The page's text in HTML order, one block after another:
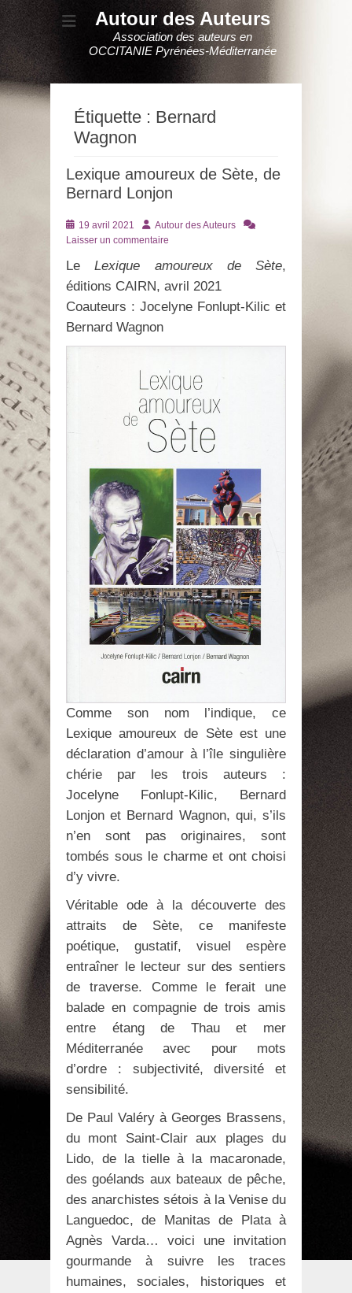
Autour des Auteurs
Association des auteurs en
OCCITANIE Pyrénées-Méditerranée
Étiquette : Bernard
Wagnon
Lexique amoureux de Sète, de
Bernard Lonjon
Posté
le
19 avril 2021 AuteurAutour des Auteurs
Laisser un commentaire
LeLexique amoureux de Sète,
éditions CAIRN, avril 2021
Coauteurs : Jocelyne Fonlupt-Kilic et
Bernard Wagnon
Comme son nom l’indique, ce
Lexique amoureux de Sète est une
déclaration d’amour à l’île singulière
chérie par les trois auteurs :
Jocelyne Fonlupt-Kilic, Bernard
Lonjon et Bernard Wagnon, qui, s’ils
n’en sont pas originaires, sont
tombés sous le charme et ont choisi
d’y vivre.
Véritable ode à la découverte des
attraits de Sète, ce manifeste
poétique, gustatif, visuel espère
entraîner le lecteur sur des sentiers
de traverse. Comme le ferait une
balade en compagnie de trois amis
entre étang de Thau et mer
Méditerranée avec pour mots
d’ordre : subjectivité, diversité et
sensibilité.
De Paul Valéry à Georges Brassens,
du mont Saint-Clair aux plages du
Lido, de la tielle à la macaronade,
des goélands aux bateaux de pêche,
des anarchistes sétois à la Venise du
Languedoc, de Manitas de Plata à
Agnès Varda… voici une invitation
gourmande à suivre les traces
humaines, sociales, historiques et